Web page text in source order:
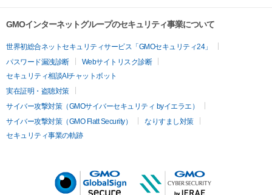
GMOインターネットグループのセキュリティ事業について
世界初総合ネットセキュリティサービス「GMOセキュリティ24」
パスワード漏洩診断
Webサイトリスク診断
セキュリティ相談AIチャットボット
実在証明・盗聴対策
サイバー攻撃対策（GMOサイバーセキュリティ byイエラエ）
サイバー攻撃対策（GMO Flatt Security）
なりすまし対策
セキュリティ事業の軌跡